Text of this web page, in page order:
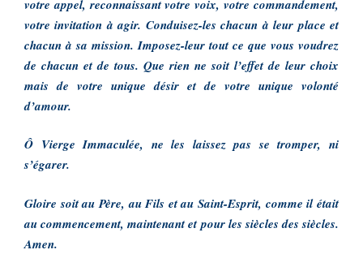
votre appel, reconnaissant votre voix, votre commandement,
votre invitation à agir. Conduisez-les chacun à leur place et
chacun à sa mission. Imposez-leur tout ce que vous voudrez
de chacun et de tous. Que rien ne soit l’effet de leur choix
mais de votre unique désir et de votre unique volonté
d’amour.
Ô Vierge Immaculée, ne les laissez pas se tromper, ni
s’égarer.
Gloire soit au Père, au Fils et au Saint-Esprit, comme il était
au commencement, maintenant et pour les siècles des siècles.
Amen.